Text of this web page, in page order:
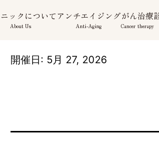
ックについて
About Us
アンチエイジング
Anti-Aging
がん治療
Cancer therapy
開催日: 5月 27, 2026